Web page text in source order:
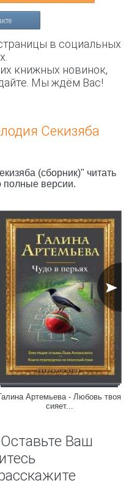
в социальных
книжных новинок,
Мы ждём Вас!
Секизяба
(сборник)" читать
полные версии.
Артемьева - Любовь твоя
сияет...
Ваш